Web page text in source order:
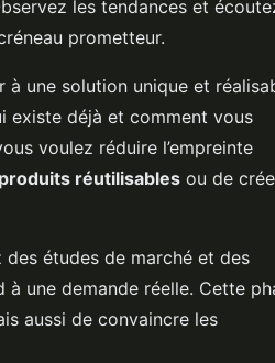
les tendances et
prometteur.
une solution unique et
existe déjà et comment vous
voulez réduire l’empreinte
produits réutilisables ou de
études de marché et des
une demande réelle. Cette
aussi de convaincre les